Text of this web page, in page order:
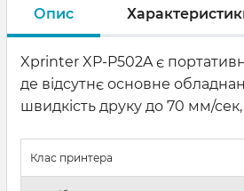
Опис
Xprinter XP-P502A є
де відсутнє основне
швидкість друку до 70 мм/
Клас принтера